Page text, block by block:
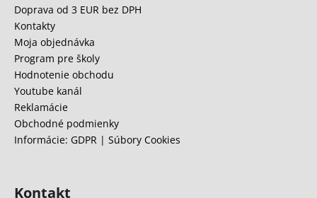
Doprava od 3 EUR bez DPH
Kontakty
Moja objednávka
Program pre školy
Hodnotenie obchodu
Youtube kanál
Reklamácie
Obchodné podmienky
Informácie: GDPR | Súbory Cookies
Kontakt